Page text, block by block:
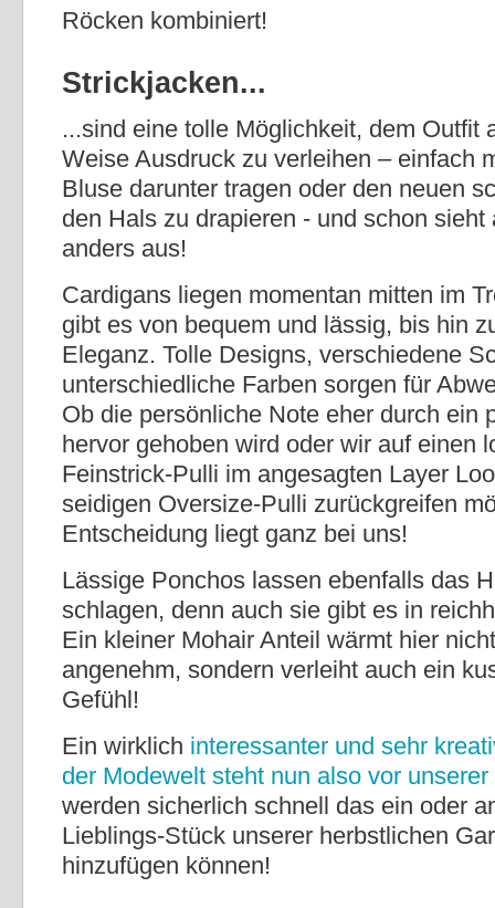
Röcken kombiniert!
Strickjacken...
...sind eine tolle Möglichkeit, dem Outfit
Weise Ausdruck zu verleihen – einfach
Bluse darunter tragen oder den neuen
den Hals zu drapieren - und schon sieht
anders aus!
Cardigans liegen momentan mitten im
gibt es von bequem und lässig, bis hin
Eleganz. Tolle Designs, verschiedene
unterschiedliche Farben sorgen für
Ob die persönliche Note eher durch ein
hervor gehoben wird oder wir auf einen
Feinstrick-Pulli im angesagten Layer
seidigen Oversize-Pulli zurückgreifen
Entscheidung liegt ganz bei uns!
Lässige Ponchos lassen ebenfalls das
schlagen, denn auch sie gibt es in
Ein kleiner Mohair Anteil wärmt hier
angenehm, sondern verleiht auch ein
Gefühl!
Ein wirklich interessanter und sehr
der Modewelt steht nun also vor unserer
werden sicherlich schnell das ein oder
Lieblings-Stück unserer herbstlichen
hinzufügen können!